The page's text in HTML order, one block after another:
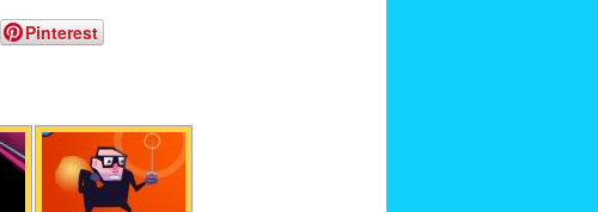
Pinterest